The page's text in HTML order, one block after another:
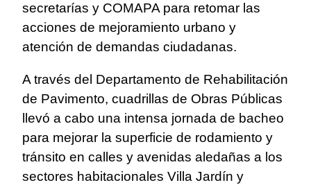
secretarías y COMAPA para retomar las
acciones de mejoramiento urbano y
atención de demandas ciudadanas.
A través del Departamento de Rehabilitación
de Pavimento, cuadrillas de Obras Públicas
llevó a cabo una intensa jornada de bacheo
para mejorar la superficie de rodamiento y
tránsito en calles y avenidas aledañas a los
sectores habitacionales Villa Jardín y